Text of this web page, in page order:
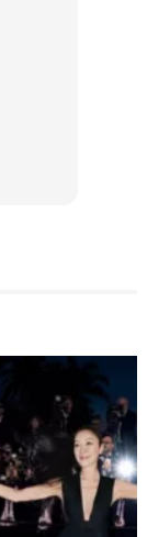
‘malas’ nak